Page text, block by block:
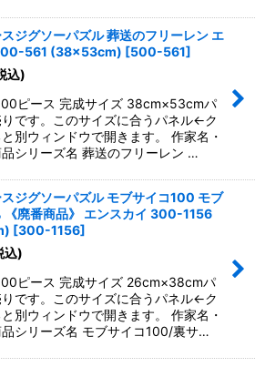
ジグソーパズル 葬送のフリーレン エ
561 (38×53cm) [500-561]
込)
ピース 完成サイズ 38cm×53cmパ
です。このサイズに合うパネル←ク
別ウィンドウで開きます。 作家名・
シリーズ名 葬送のフリーレン …
ジグソーパズル モブサイコ100 モブ
《廃番商品》 エンスカイ 300-1156
[300-1156]
込)
ピース 完成サイズ 26cm×38cmパ
です。このサイズに合うパネル←ク
別ウィンドウで開きます。 作家名・
シリーズ名 モブサイコ100/裏サ…